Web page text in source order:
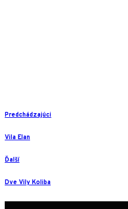
Predchádzajúci
Vila Elan
Ďalší
Dve Vily Koliba